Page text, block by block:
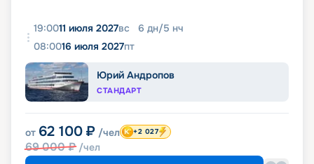
19:0011 июля 2027вс 6 дн/5 нч
08:0016 июля 2027пт
Юрий Андропов
СТАНДАРТ
от 62 100 ₽ /чел
69 000₽ /чел
+2 027